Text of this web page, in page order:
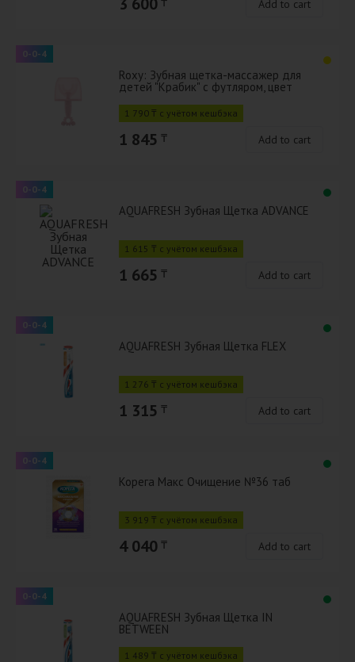
Add to cart
0-0-4
Roxy: Зубная щетка-массажер для
детей "Крабик" с футляром, цвет
1 790 ₸ с учётом кешбэка
1 845 ₸ Add to cart
0-0-4
AQUAFRESH Зубная Щетка ADVANCE
1 615 ₸ с учётом кешбэка
1 665 ₸ Add to cart
0-0-4
AQUAFRESH Зубная Щетка FLEX
1 276 ₸ с учётом кешбэка
1 315 ₸ Add to cart
0-0-4
Корега Макс Очищение №36 таб
3 919 ₸ с учётом кешбэка
4 040 ₸ Add to cart
0-0-4
AQUAFRESH Зубная Щетка IN
BETWEEN
1 489 ₸ с учётом кешбэка